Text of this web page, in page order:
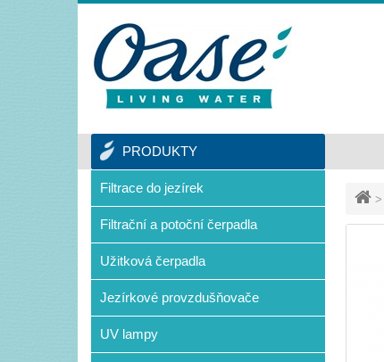
>
PRODUKTY
Filtrace do jezírek
Filtrační a potoční čerpadla
Užitková čerpadla
Jezírkové provzdušňovače
UV lampy